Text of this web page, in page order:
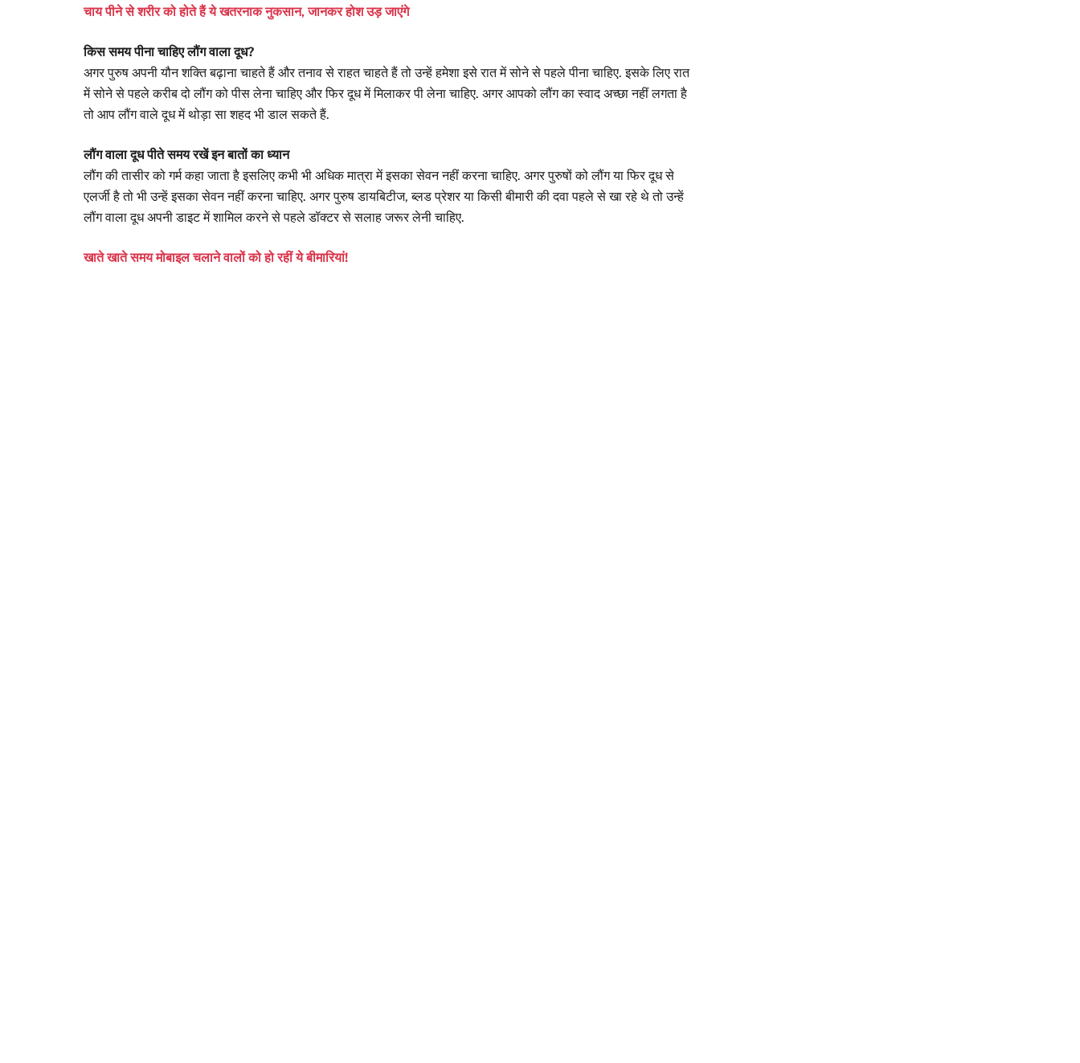
चाय पीने से शरीर को होते हैं ये खतरनाक नुकसान, जानकर होश उड़ जाएंगे
किस समय पीना चाहिए लौंग वाला दूध?
अगर पुरुष अपनी यौन शक्ति बढ़ाना चाहते हैं और तनाव से राहत चाहते हैं तो उन्हें हमेशा इसे रात में सोने से पहले पीना चाहिए. इसके लिए रात
में सोने से पहले करीब दो लौंग को पीस लेना चाहिए और फिर दूध में मिलाकर पी लेना चाहिए. अगर आपको लौंग का स्वाद अच्छा नहीं लगता है
तो आप लौंग वाले दूध में थोड़ा सा शहद भी डाल सकते हैं.
लौंग वाला दूध पीते समय रखें इन बातों का ध्यान
लौंग की तासीर को गर्म कहा जाता है इसलिए कभी भी अधिक मात्रा में इसका सेवन नहीं करना चाहिए. अगर पुरुषों को लौंग या फिर दूध से
एलर्जी है तो भी उन्हें इसका सेवन नहीं करना चाहिए. अगर पुरुष डायबिटीज, ब्लड प्रेशर या किसी बीमारी की दवा पहले से खा रहे थे तो उन्हें
लौंग वाला दूध अपनी डाइट में शामिल करने से पहले डॉक्टर से सलाह जरूर लेनी चाहिए.
खाते खाते समय मोबाइल चलाने वालों को हो रहीं ये बीमारियां!